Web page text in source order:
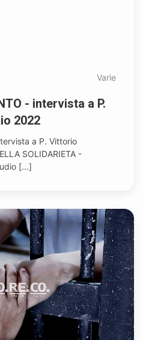
Varie
- intervista a P.
2022
a P. Vittorio
SOLIDARIETA -
[...]